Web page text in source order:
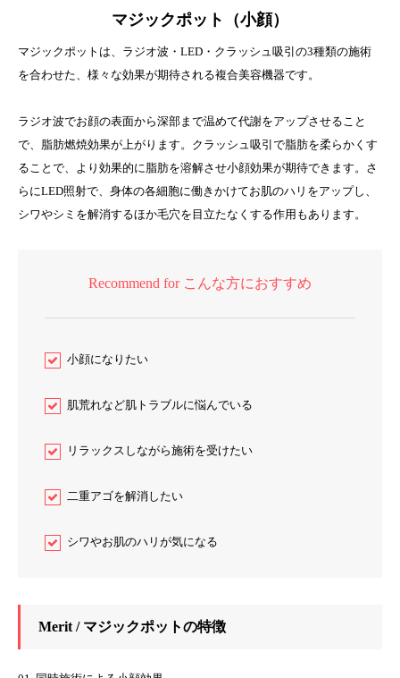
マジックポット（小顔）
マジックポットは、ラジオ波・LED・クラッシュ吸引の3種類の施術
を合わせた、様々な効果が期待される複合美容機器です。
ラジオ波でお顔の表面から深部まで温めて代謝をアップさせること
で、脂肪燃焼効果が上がります。クラッシュ吸引で脂肪を柔らかくす
ることで、より効果的に脂肪を溶解させ小顔効果が期待できます。さ
らにLED照射で、身体の各細胞に働きかけてお肌のハリをアップし、
シワやシミを解消するほか毛穴を目立たなくする作用もあります。
Recommend for こんな方におすすめ
小顔になりたい
肌荒れなど肌トラブルに悩んでいる
リラックスしながら施術を受けたい
二重アゴを解消したい
シワやお肌のハリが気になる
Merit / マジックポットの特徴